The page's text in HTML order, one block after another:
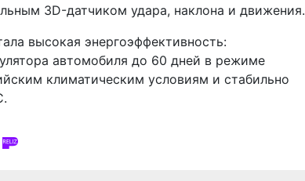
3D-датчиком удара, наклона и движения.
высокая энергоэффективность:
автомобиля до 60 дней в режиме
климатическим условиям и стабильно